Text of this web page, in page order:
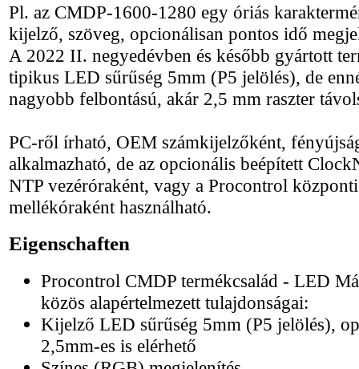
Pl. az CMDP-1600-1280 egy óriás
kijelző, szöveg, opcionálisan pontos idő
A 2022 II. negyedévben és később gyártott
tipikus LED sűrűség 5mm (P5 jelölés), de
nagyobb felbontású, akár 2,5 mm raszter
PC-ről írható, OEM számkijelzőként,
alkalmazható, de az opcionális beépített
NTP vezéróraként, vagy a Procontrol
mellékóraként használható.
Eigenschaften
Procontrol CMDP termékcsalád - LED
közös alapértelmezett tulajdonságai:
Kijelző LED sűrűség 5mm (P5 jelölés),
2,5mm-es is elérhető